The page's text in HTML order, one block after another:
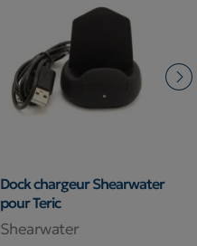
Dock chargeur Shearwater
pour Teric
Shearwater